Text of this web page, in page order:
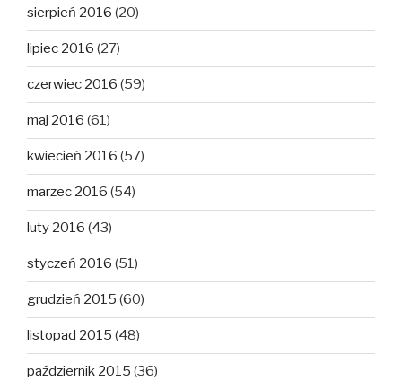
sierpień 2016 (20)
lipiec 2016 (27)
czerwiec 2016 (59)
maj 2016 (61)
kwiecień 2016 (57)
marzec 2016 (54)
luty 2016 (43)
styczeń 2016 (51)
grudzień 2015 (60)
listopad 2015 (48)
październik 2015 (36)